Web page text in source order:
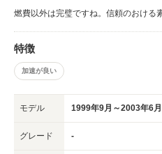
燃費以外は完璧ですね。信頼のおける
特徴
加速が良い
モデル 1999年9月～2003年6月
グレード -